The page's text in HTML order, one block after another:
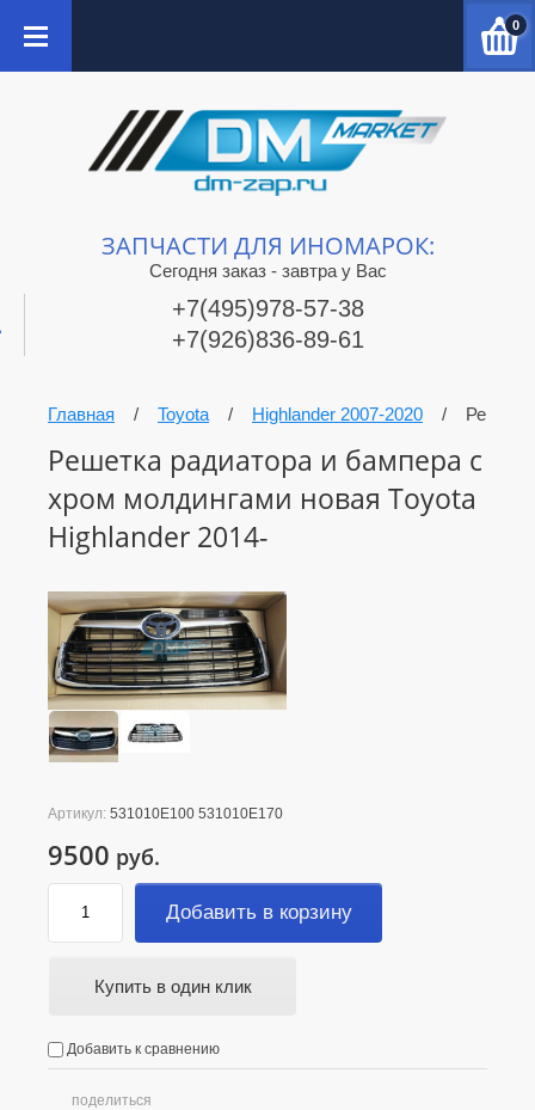
0
ЗАПЧАСТИ ДЛЯ ИНОМАРОК:
Сегодня заказ - завтра у Вас
+7(495)978-57-38
+7(926)836-89-61
Главная / Toyota / Highlander 2007-2020 /
Решетка радиатора и бампера с
хром молдингами новая Toyota
Highlander 2014-
Артикул: 531010E100 531010E170
9500 руб.
Добавить в корзину
Купить в один клик
Добавить к сравнению
поделиться